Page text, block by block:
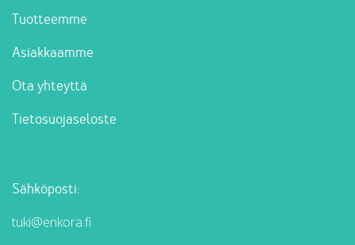
Tuotteemme
Asiakkaamme
Ota yhteyttä
Tietosuojaseloste
Sähköposti:
tuki@enkora.fi